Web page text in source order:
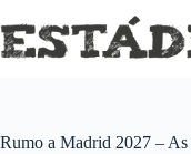
para
o
Rumo a Madrid 2027 –